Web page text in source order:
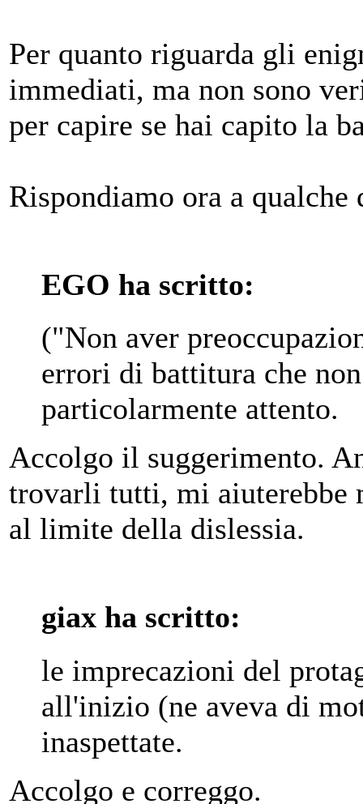
Per quanto riguarda gli
immediati, ma non sono
per capire se hai capito la
Rispondiamo ora a
EGO ha scritto:
("Non aver
errori di battitura che
particolarmente attento.
Accolgo il suggerimento.
trovarli tutti, mi aiuterebbe
al limite della dislessia.
giax ha scritto:
le imprecazioni del
all'inizio (ne aveva di
inaspettate.
Accolgo e correggo.